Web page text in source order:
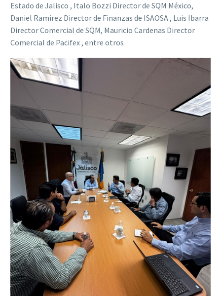
Estado de Jalisco , Italo Bozzi Director de SQM México,
Daniel Ramirez Director de Finanzas de ISAOSA , Luis Ibarra
Director Comercial de SQM, Mauricio Cardenas Director
Comercial de Pacifex , entre otros